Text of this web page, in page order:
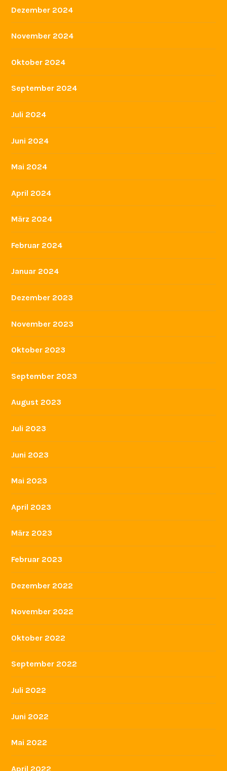
Dezember 2024
November 2024
Oktober 2024
September 2024
Juli 2024
Juni 2024
Mai 2024
April 2024
März 2024
Februar 2024
Januar 2024
Dezember 2023
November 2023
Oktober 2023
September 2023
August 2023
Juli 2023
Juni 2023
Mai 2023
April 2023
März 2023
Februar 2023
Dezember 2022
November 2022
Oktober 2022
September 2022
Juli 2022
Juni 2022
Mai 2022
April 2022